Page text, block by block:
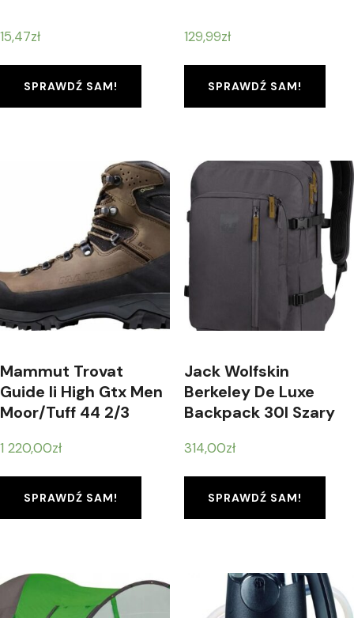
15,47zł
SPRAWDŹ SAM!
129,99zł
SPRAWDŹ SAM!
Mammut Trovat
Guide Ii High Gtx Men
Moor/Tuff 44 2/3
1 220,00zł
SPRAWDŹ SAM!
Jack Wolfskin
Berkeley De Luxe
Backpack 30l Szary
314,00zł
SPRAWDŹ SAM!